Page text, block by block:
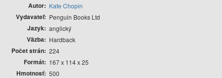
Autor Kate Chopin
Vydavateľ Penguin Books Ltd
Jazyk anglický
Väzba Hardback
Počet strán 224
Formát 167 x 114 x 25
Hmotnosť 500